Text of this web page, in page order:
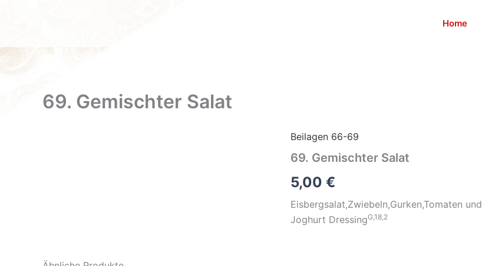
Home
69. Gemischter Salat
Beilagen 66-69
69. Gemischter Salat
5,00 €
Eisbergsalat,Zwiebeln,Gurken,Tomaten und
Joghurt DressingG,18,2